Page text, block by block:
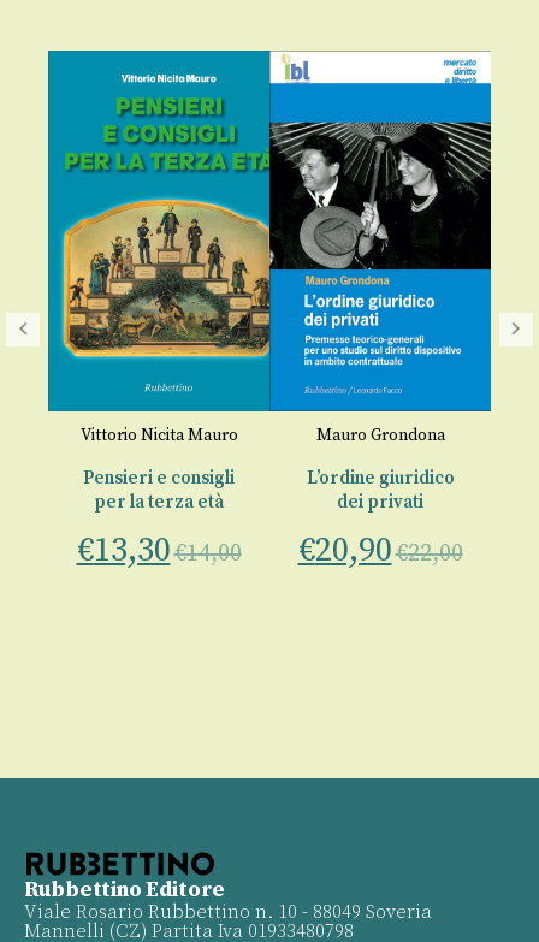
Vittorio Nicita Mauro
Pensieri e consigli
per la terza età
€13,30€14,00
Mauro Grondona
L’ordine giuridico
dei privati
€20,90€22,00
Rubbettino Editore
Viale Rosario Rubbettino n. 10 - 88049 Soveria
Mannelli (CZ) Partita Iva 01933480798